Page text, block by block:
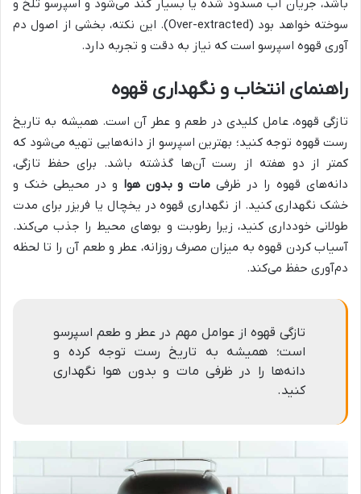
باشد، جریان آب مسدود شده یا بسیار کند می‌شود و اسپرسو تلخ و
سوخته خواهد بود (Over-extracted). این نکته، بخشی از اصول دم
آوری قهوه اسپرسو است که نیاز به دقت و تجربه دارد.
راهنمای انتخاب و نگهداری قهوه
تازگی قهوه، عامل کلیدی در طعم و عطر آن است. همیشه به تاریخ
رست قهوه توجه کنید؛ بهترین اسپرسو از دانه‌هایی تهیه می‌شود که
کمتر از دو هفته از رست آن‌ها گذشته باشد. برای حفظ تازگی،
دانه‌های قهوه را در ظرفی مات و بدون هوا و در محیطی خنک و
خشک نگهداری کنید. از نگهداری قهوه در یخچال یا فریزر برای مدت
طولانی خودداری کنید، زیرا رطوبت و بوهای محیط را جذب می‌کند.
آسیاب کردن قهوه به میزان مصرف روزانه، عطر و طعم آن را تا لحظه
دم‌آوری حفظ می‌کند.
تازگی قهوه از عوامل مهم در عطر و طعم اسپرسو
است؛ همیشه به تاریخ رست توجه کرده و
دانه‌ها را در ظرفی مات و بدون هوا نگهداری
کنید.